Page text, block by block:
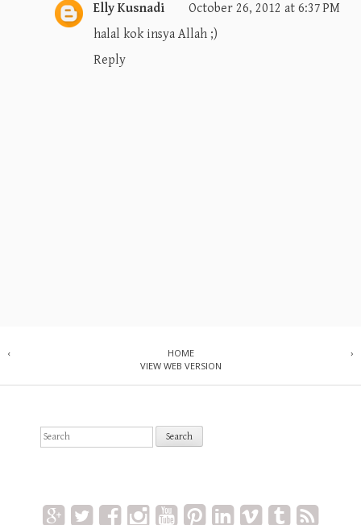
Elly Kusnadi
October 26, 2012 at 6:37 PM
halal kok insya Allah ;)
Reply
‹ ›
HOME
VIEW WEB VERSION
S
e
h